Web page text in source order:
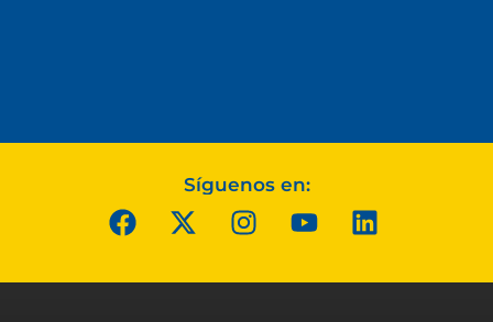
Síguenos en: